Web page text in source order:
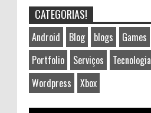
CATEGORIAS!
Android Blog blogs Games
Portfolio
Serviços Tecnologia
Wordpress
Xbox